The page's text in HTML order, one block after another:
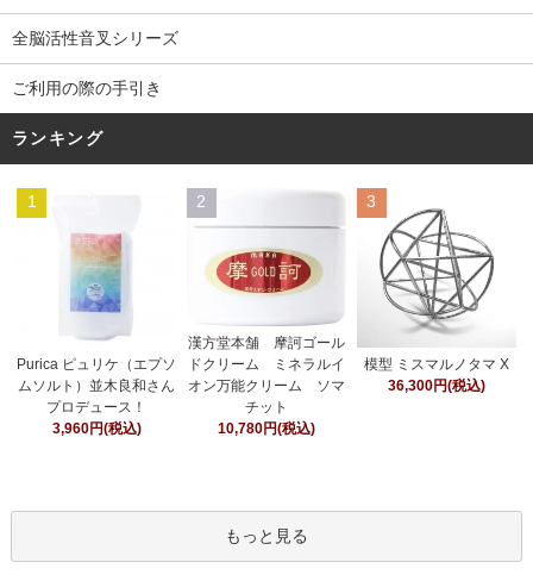
全脳活性音叉シリーズ
ご利用の際の手引き
ランキング
1
Purica ピュリケ（エプソ
ムソルト）並木良和さん
プロデュース！
3,960円(税込)
2
漢方堂本舗 摩訶ゴール
ドクリーム ミネラルイ
オン万能クリーム ソマ
チット
10,780円(税込)
3
模型 ミスマルノタマ X
36,300円(税込)
もっと見る